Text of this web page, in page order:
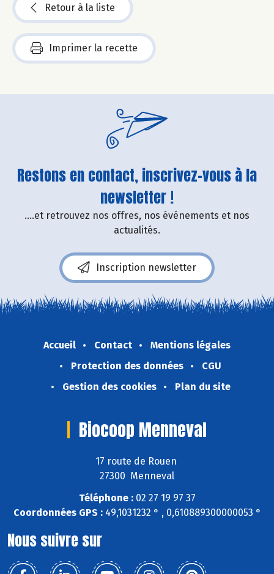
Retour à la liste
Imprimer la recette
Restons en contact, inscrivez-vous à la
newsletter !
....et retrouvez nos offres, nos événements et nos
actualités.
Inscription newsletter
Accueil Contact
Mentions légales
Protection des données
CGU
Gestion des cookies
Plan du site
Biocoop Menneval
17 route de Rouen
27300 Menneval
Téléphone :02 27 19 97 37
Coordonnées GPS :49,1031232 ° , 0,610889300000053 °
Nous suivre sur